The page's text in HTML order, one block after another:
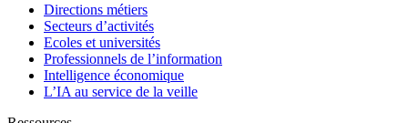
Directions métiers
Secteurs d’activités
Ecoles et universités
Professionnels de l’information
Intelligence économique
L’IA au service de la veille